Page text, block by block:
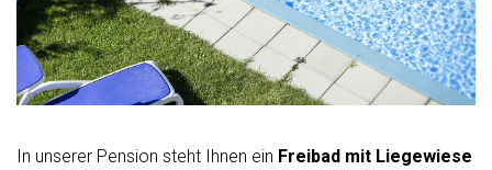
In unserer Pension steht Ihnen ein Freibad mit Liegewiese